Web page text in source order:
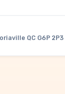
QC G6P 2P3